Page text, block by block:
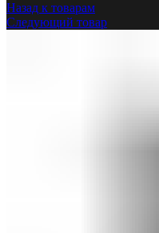
Назад к товарам
Следующий товар